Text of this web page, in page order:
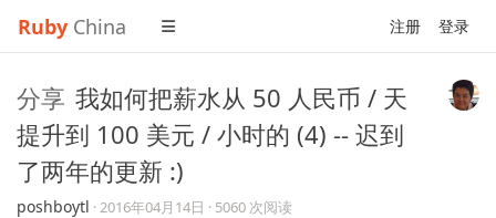
Ruby China 注册 登录
分享 我如何把薪水从 50 人民币 / 天
提升到 100 美元 / 小时的 (4) -- 迟到
了两年的更新 :)
poshboytl ·2016年04月14日 · 5060 次阅读